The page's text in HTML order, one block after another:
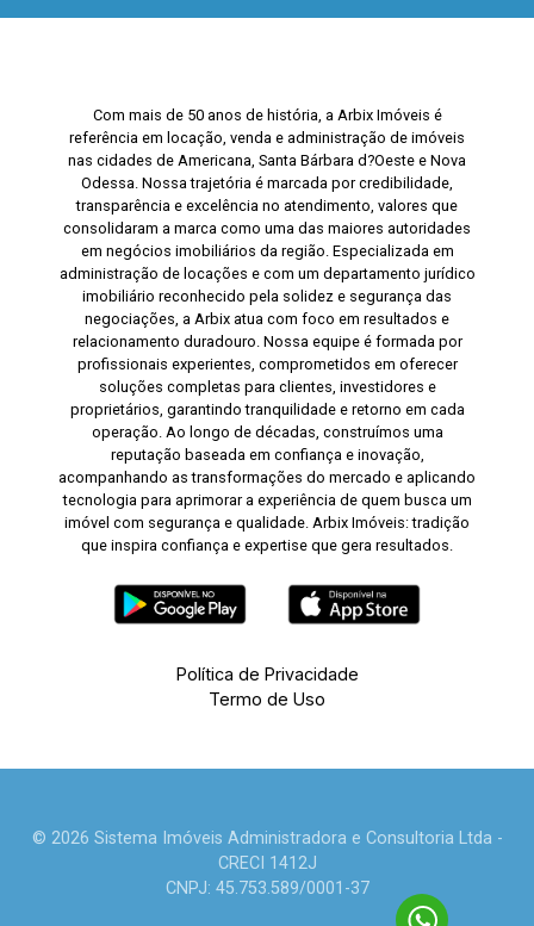
Com mais de 50 anos de história, a Arbix Imóveis é
referência em locação, venda e administração de imóveis
nas cidades de Americana, Santa Bárbara d?Oeste e Nova
Odessa. Nossa trajetória é marcada por credibilidade,
transparência e excelência no atendimento, valores que
consolidaram a marca como uma das maiores autoridades
em negócios imobiliários da região. Especializada em
administração de locações e com um departamento jurídico
imobiliário reconhecido pela solidez e segurança das
negociações, a Arbix atua com foco em resultados e
relacionamento duradouro. Nossa equipe é formada por
profissionais experientes, comprometidos em oferecer
soluções completas para clientes, investidores e
proprietários, garantindo tranquilidade e retorno em cada
operação. Ao longo de décadas, construímos uma
reputação baseada em confiança e inovação,
acompanhando as transformações do mercado e aplicando
tecnologia para aprimorar a experiência de quem busca um
imóvel com segurança e qualidade. Arbix Imóveis: tradição
que inspira confiança e expertise que gera resultados.
Política de Privacidade
Termo de Uso
© 2026 Sistema Imóveis Administradora e Consultoria Ltda -
CRECI 1412J
CNPJ: 45.753.589/0001-37